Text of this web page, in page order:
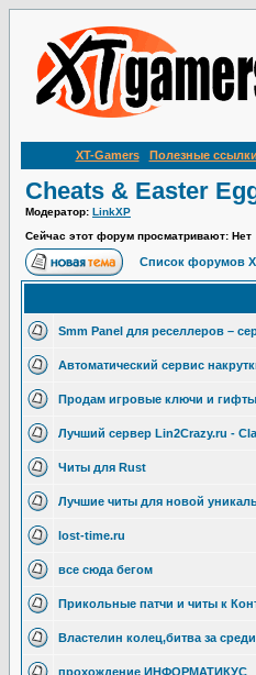
XT-Gamers Полезные ссылки
Cheats & Easter
Модератор: LinkXP
Сейчас этот форум просматривают: Нет
Список форумов
Smm Panel для реселлеров –
Автоматический сервис
Продам игровые ключи и
Лучший сервер Lin2Crazy.ru -
Читы для Rust
Лучшие читы для новой
lost-time.ru
все сюда бегом
Прикольные патчи и читы к
Властелин колец,битва за
прохождение ИНФОРМАТИКУС